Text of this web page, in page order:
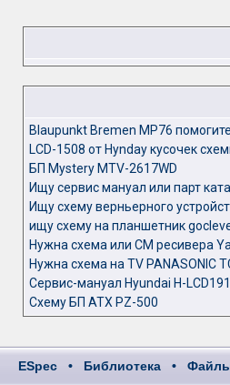
Blaupunkt Bremen MP76
LCD-1508 от Hynday кусочек
БП Mystery MTV-2617WD
Ищу сервис мануал или парт
Ищу схему верньерного
ищу схему на планшетник
Нужна схема или СМ ресивера
Нужна схема на TV PANASONIC
Сервис-мануал Hyundai H-
Схему БП АТХ PZ-500
ESpec • Библиотека •